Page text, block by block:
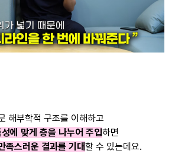
해부학적 구조를 이해하고
에 맞게 층을 나누어 주입하면
족스러운 결과를 기대할 수 있는데요.